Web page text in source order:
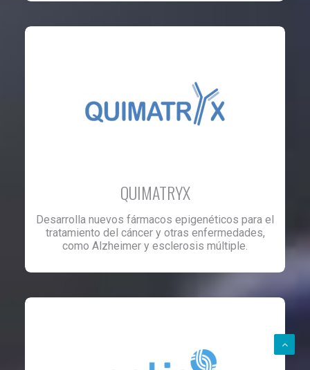
QUIMATRYX
Desarrolla nuevos fármacos epigenéticos para el
tratamiento del cáncer y otras enfermedades,
como Alzheimer y esclerosis múltiple.